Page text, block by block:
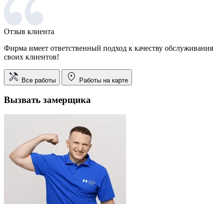
Отзыв клиента
Фирма имеет ответственный подход к качеству обслуживания
своих клиентов!
Все работы Работы на карте
Вызвать замерщика